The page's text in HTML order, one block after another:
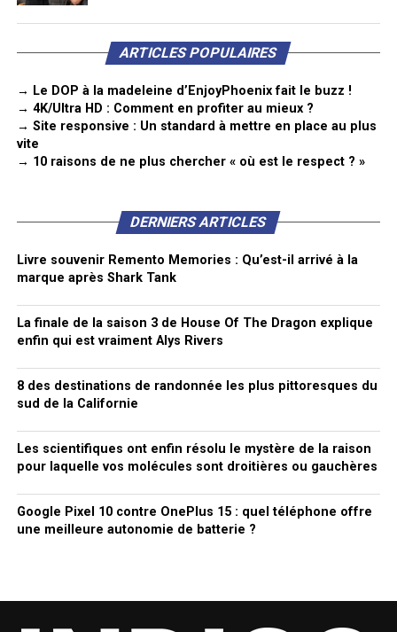
ARTICLES POPULAIRES
→ Le DOP à la madeleine d’EnjoyPhoenix fait le buzz !
→ 4K/Ultra HD : Comment en profiter au mieux ?
→ Site responsive : Un standard à mettre en place au plus
vite
→ 10 raisons de ne plus chercher « où est le respect ? »
DERNIERS ARTICLES
Livre souvenir Remento Memories : Qu’est-il arrivé à la
marque après Shark Tank
La finale de la saison 3 de House Of The Dragon explique
enfin qui est vraiment Alys Rivers
8 des destinations de randonnée les plus pittoresques du
sud de la Californie
Les scientifiques ont enfin résolu le mystère de la raison
pour laquelle vos molécules sont droitières ou gauchères
Google Pixel 10 contre OnePlus 15 : quel téléphone offre
une meilleure autonomie de batterie ?